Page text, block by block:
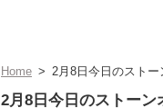
Home > 2月8日今日のスト
2月8日今日のストー